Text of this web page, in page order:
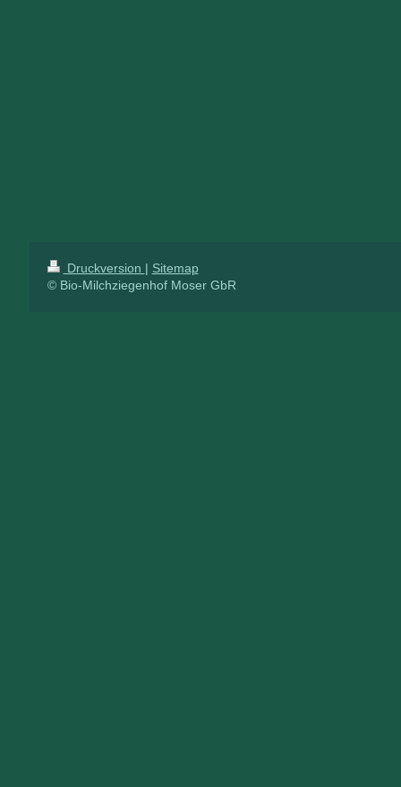
Druckversion | Sitemap
© Bio-Milchziegenhof Moser GbR